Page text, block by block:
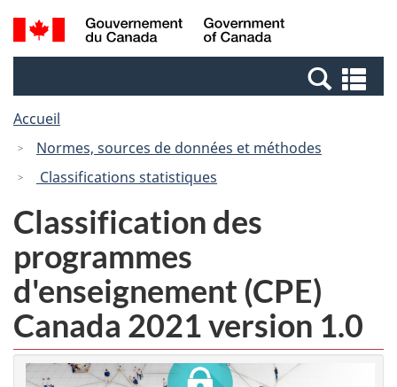
Passer
au
Passer
à
Canada
Recherche
et
et
Accueil
Normes, sources de données et méthodes
Classifications statistiques
Classification des
programmes
d'enseignement (CPE)
Canada 2021 version 1.0